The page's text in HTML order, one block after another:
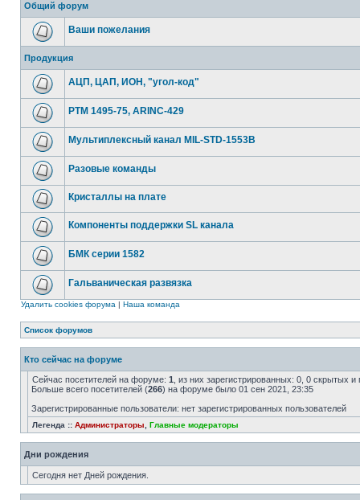
Общий форум
Ваши пожелания
Продукция
АЦП, ЦАП, ИОН, "угол-код"
РТМ 1495-75, ARINC-429
Мультиплексный канал MIL-STD-1553B
Разовые команды
Кристаллы на плате
Компоненты поддержки SL канала
БМК серии 1582
Гальваническая развязка
Удалить cookies форума | Наша команда
Список форумов
Кто сейчас на форуме
Сейчас посетителей на форуме: 1 , из них зарегистрированных: 0, 0 скрытых
Больше всего посетителей (266) на форуме было 01 сен 2021, 23:35
Зарегистрированные пользователи: нет зарегистрированных пользователей
Легенда :: Администраторы Главные модераторы
Дни рождения
Сегодня нет Дней рождения.